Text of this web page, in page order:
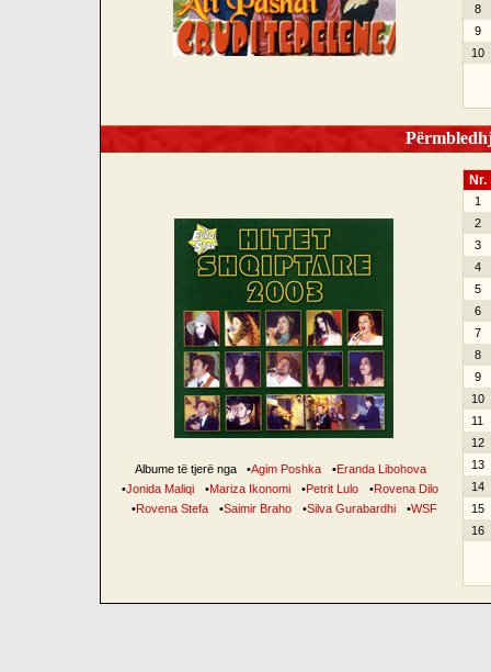
8
9
10
Albume të tjerë nga •Agim Poshka •Eranda Libohova
•Jonida Maliqi •Mariza Ikonomi •Petrit Lulo •Rovena Dilo
•Rovena Stefa •Saimir Braho •Silva Gurabardhi •WSF
Nr.
1
2
3
4
5
6
7
8
9
10
11
12
13
14
15
16